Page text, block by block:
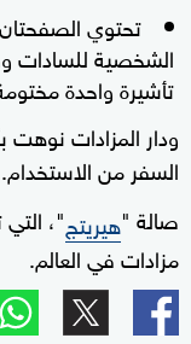
تحتوي
الشخصية للسادات
تأشيرة واحدة مختومة
ودار المزادات
السفر من الاستخدام.
صالة "هيريتج
مزادات في العالم.